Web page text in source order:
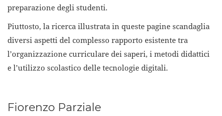
preparazione degli studenti.
Piuttosto, la ricerca illustrata in queste pagine scandaglia
diversi aspetti del complesso rapporto esistente tra
l’organizzazione curriculare dei saperi, i metodi didattici
e l’utilizzo scolastico delle tecnologie digitali.
Fiorenzo Parziale